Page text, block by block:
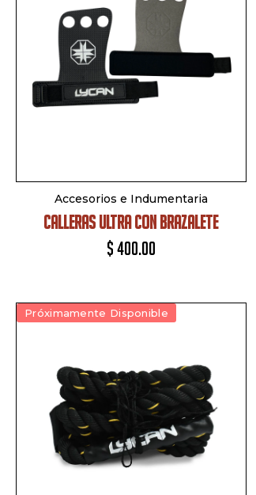
Accesorios e Indumentaria
CALLERAS ULTRA CON BRAZALETE
$400.00
Próximamente Disponible